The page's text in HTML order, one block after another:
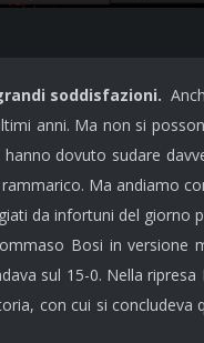
soddisfazioni.
anni. Ma non si
dovuto sudare
Ma andiamo
da infortuni del
Bosi in
sul 15-0. Nella
con cui si